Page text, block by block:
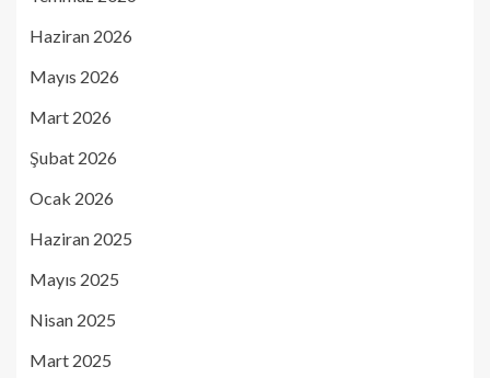
Haziran 2026
Mayıs 2026
Mart 2026
Şubat 2026
Ocak 2026
Haziran 2025
Mayıs 2025
Nisan 2025
Mart 2025